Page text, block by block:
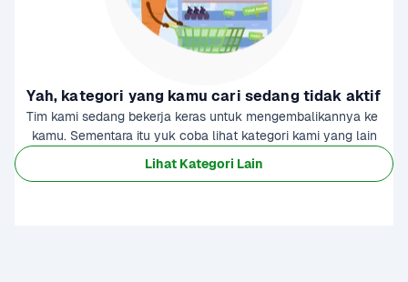
Yah, kategori yang kamu cari sedang tidak aktif
Tim kami sedang bekerja keras untuk mengembalikannya ke
kamu. Sementara itu yuk coba lihat kategori kami yang lain
Lihat Kategori Lain